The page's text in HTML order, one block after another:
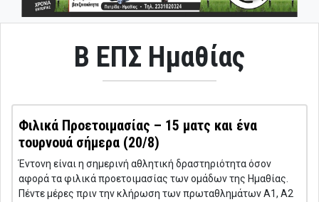
B ΕΠΣ Ημαθίας
Φιλικά Προετοιμασίας – 15 ματς και ένα
τουρνουά σήμερα (20/8)
Έντονη είναι η σημερινή αθλητική δραστηριότητα όσον
αφορά τα φιλικά προετοιμασίας των ομάδων της Ημαθίας.
Πέντε μέρες πριν την κλήρωση των πρωταθλημάτων Α1, Α2